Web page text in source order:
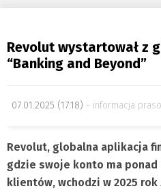
Revolut wystartował z
“Banking and Beyond”
07.01.2025 (17:18) informacja
Revolut, globalna aplikacja
gdzie swoje konto ma
klientów, wchodzi w 2025 rok